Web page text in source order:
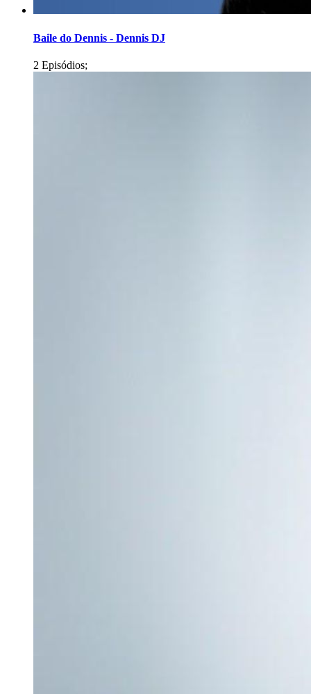
Baile do Dennis - Dennis DJ
2 Episódios;